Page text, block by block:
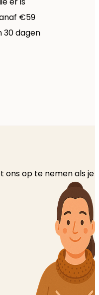
€59
30 dagen
op te nemen als